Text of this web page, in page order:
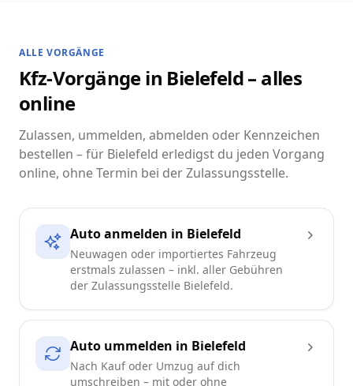
ALLE VORGÄNGE
Kfz-Vorgänge in Bielefeld – alles
online
Zulassen, ummelden, abmelden oder Kennzeichen
bestellen – für Bielefeld erledigst du jeden Vorgang
online, ohne Termin bei der Zulassungsstelle.
Auto anmelden in Bielefeld
Neuwagen oder importiertes Fahrzeug
erstmals zulassen – inkl. aller Gebühren
der Zulassungsstelle Bielefeld.
Auto ummelden in Bielefeld
Nach Kauf oder Umzug auf dich
umschreiben – mit oder ohne